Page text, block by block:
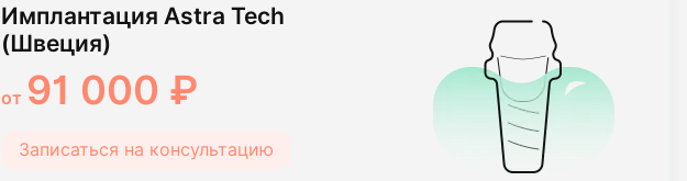
Имплантация Astra Tech
(Швеция)
от 91 000 ₽
Записаться на консультацию